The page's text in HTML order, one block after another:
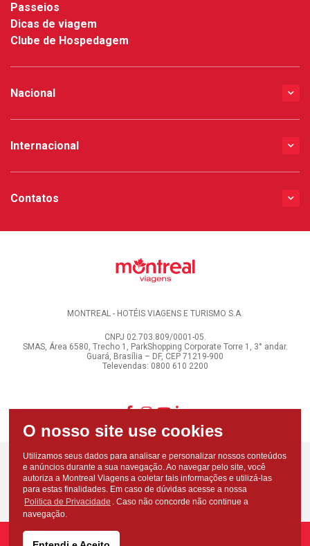
Passeios
Dicas de viagem
Clube de Hospedagem
Nacional
Internacional
Contatos
MONTREAL - HOTÉIS VIAGENS E TURISMO S.A.
CNPJ 02.703.809/0001-05.
SMAS, Área 6580, Trecho 1, ParkShopping Corporate Torre 1, 3° andar.
Guará, Brasília – DF, CEP 71219-900
Televendas: 0800 610 2200
Utilizamos seus dados para analisar e personalizar nossos conteúdos
e anúncios durante a sua navegação. Ao navegar pelo site, você
autoriza a Montreal Viagens a coletar tais informações e utilizá-las
para estas finalidades. Em caso de dúvidas acesse a nossa
Politica de Privacidade . Caso não concorde não continue a
navegação.